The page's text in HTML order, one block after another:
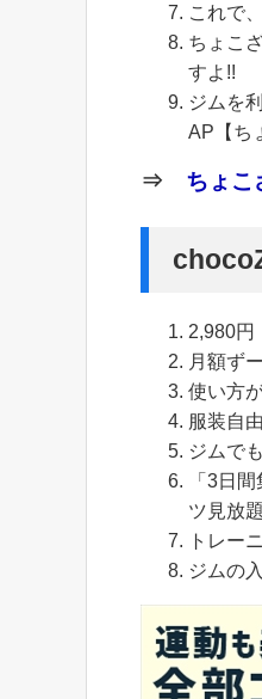
これで
ちょこ
すよ!!
ジムを
AP【ち
⇒ ちょこ
2,980円
月額ず
使い方
服装自
ジムで
「3日
ツ見放題
トレー
ジムの